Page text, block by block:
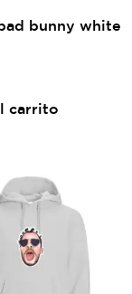
bunny white
carrito